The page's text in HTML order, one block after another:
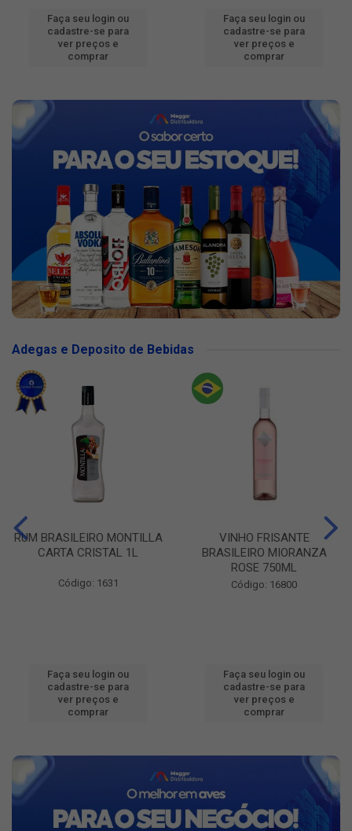
Faça seu login ou
cadastre-se para
ver preços e
comprar
Faça seu login ou
cadastre-se para
ver preços e
comprar
Adegas e Deposito de Bebidas
RUM BRASILEIRO MONTILLA
CARTA CRISTAL 1L
Código: 1631
Faça seu login ou
cadastre-se para
ver preços e
comprar
VINHO FRISANTE
BRASILEIRO MIORANZA
ROSE 750ML
Código: 16800
Faça seu login ou
cadastre-se para
ver preços e
comprar